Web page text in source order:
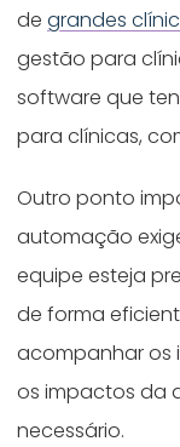
degrandes
gestão para
software que
para clínicas,
Outro ponto
automação
equipe esteja
de forma
acompanhar os
os impactos da
necessário.